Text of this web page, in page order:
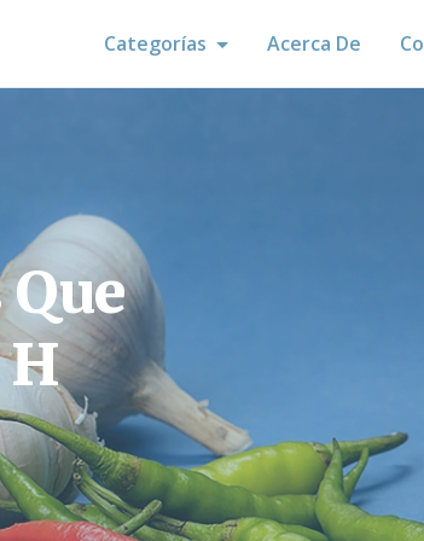
Categorías Acerca De